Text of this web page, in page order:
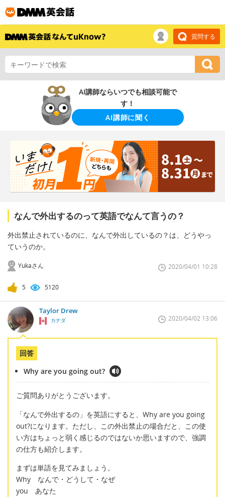
質問する
AI講師ならいつでも相談可能で
す！
AI講師に聞く
なんで外出するのって英語でなんて言うの？
外出禁止されているのに、なんで外出しているの？は、どうやっ
ていうのか。
Yukaさん 2020/04/01 10:28
5 5120
Taylor Drew
カナダ 2020/04/02 13:06
回答
Why are you going out?
ご質問ありがとうございます。
「なんで外出するの」を英語にすると、Why are you going
out?になります。ただし、この外出禁止の場合だと、この使
い方はちょっと弱く感じるのではないか思いますので、強調
の仕方も紹介します。
まずは単語を見てみましょう。
Why なんで・どうして・なぜ
you あなた